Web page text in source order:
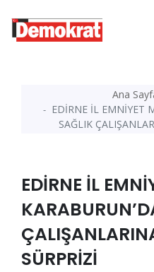
Ana
EDİRNE İL EMNİYET
SAĞLIK
EDİRNE İL
SÜRPRİZİ